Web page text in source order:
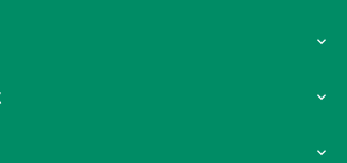


